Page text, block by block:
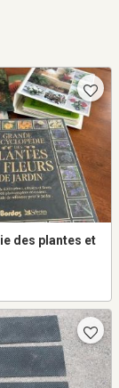
des plantes et